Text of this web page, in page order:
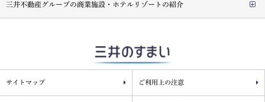
三井不動産グループの商業施設・ホテルリゾートの紹介
サイトマップ ご利用上の注意